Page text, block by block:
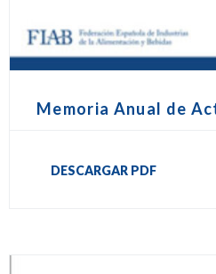
Memoria Anual de
DESCARGAR PDF